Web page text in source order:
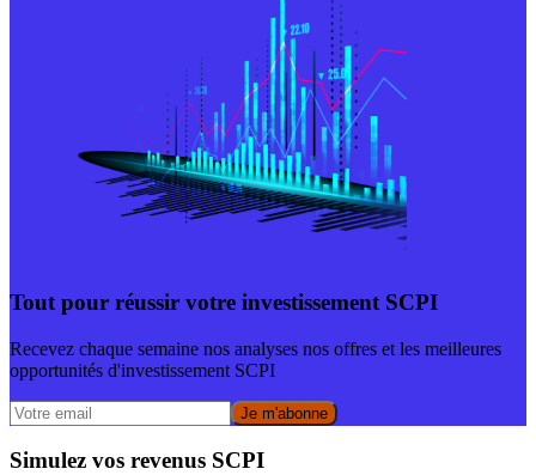
Tout pour réussir votre investissement SCPI
Recevez chaque semaine nos analyses nos offres et les meilleures
opportunités d'investissement SCPI
Je m'abonne
Simulez vos revenus SCPI